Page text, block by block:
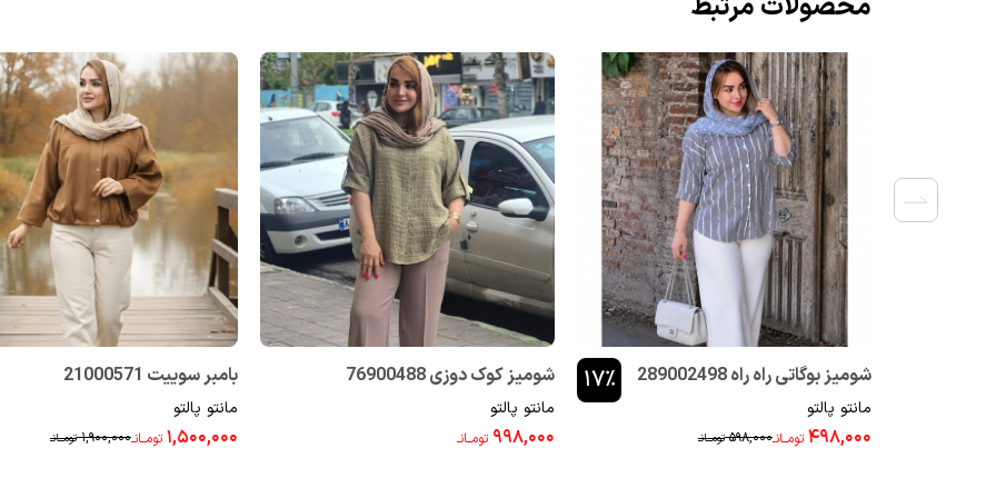
شومیز بوگاتی راه راه 289002498
مانتو پالتو
۵۹۸,۰۰۰ تومــانـ ۴۹۸,۰۰۰ تومــانـ
۱۷٪ شومیز کوک دوزی 76900488
مانتو پالتو
۹۹۸,۰۰۰ تومــانـ
بامبر سوییت 21000571
مانتو پالتو
۱,۹۰۰,۰۰۰ تومــانـ ۱,۵۰۰,۰۰۰ تومــانـ